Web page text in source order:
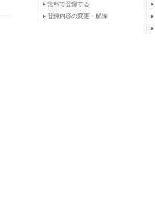
無料で登録する
登録内容の変更・解除